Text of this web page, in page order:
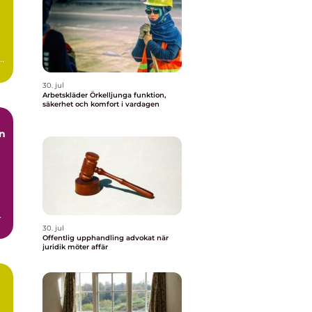
30. jul
Arbetskläder Örkelljunga funktion,
säkerhet och komfort i vardagen
30. jul
Offentlig upphandling advokat när
juridik möter affär